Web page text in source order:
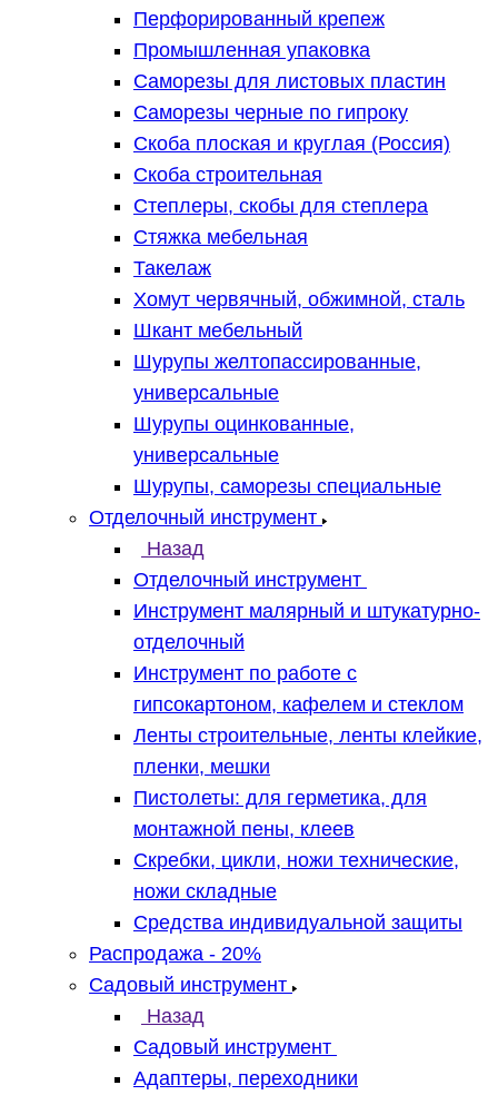
Перфорированный крепеж
Промышленная упаковка
Саморезы для листовых пластин
Саморезы черные по гипроку
Скоба плоская и круглая (Россия)
Скоба строительная
Степлеры, скобы для степлера
Стяжка мебельная
Такелаж
Хомут червячный, обжимной, сталь
Шкант мебельный
Шурупы желтопассированные,
универсальные
Шурупы оцинкованные,
универсальные
Шурупы, саморезы специальные
Отделочный инструмент
Назад
Отделочный инструмент
Инструмент малярный и штукатурно-
отделочный
Инструмент по работе с
гипсокартоном, кафелем и стеклом
Ленты строительные, ленты клейкие,
пленки, мешки
Пистолеты: для герметика, для
монтажной пены, клеев
Скребки, цикли, ножи технические,
ножи складные
Средства индивидуальной защиты
Распродажа - 20%
Садовый инструмент
Назад
Садовый инструмент
Адаптеры, переходники